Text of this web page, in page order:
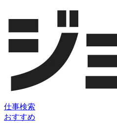
仕事検索
おすすめ